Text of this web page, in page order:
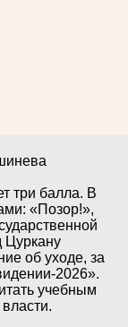
три балла. В
«Позор!»,
Цуркану
об уходе, за
2026».
учебным